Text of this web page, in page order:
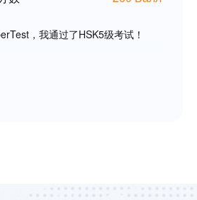
，我通过了HSK5级考试！